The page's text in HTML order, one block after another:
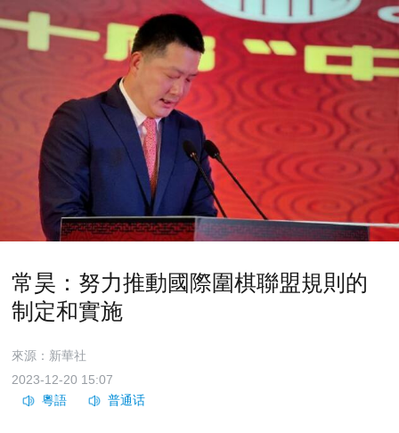
常昊：努力推動國際圍棋聯盟規則的
制定和實施
來源：新華社
2023-12-20 15:07